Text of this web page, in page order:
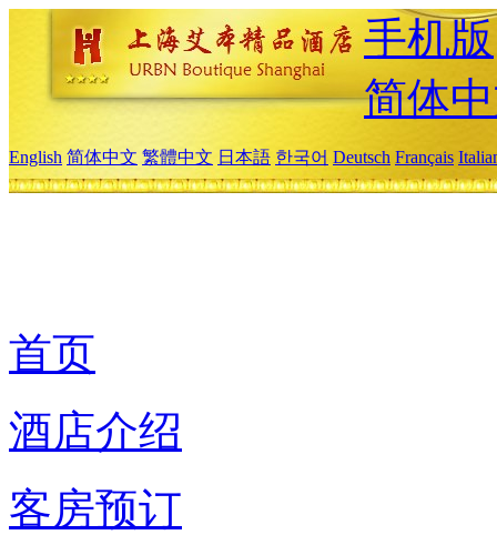
手机版
简体
English 简体中文 繁體中文 日本語 한국어 Deutsch Français
首页
酒店介绍
客房预订